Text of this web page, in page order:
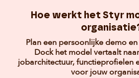
Hoe werkt het Styr
Plan een persoonlijke demo
Dock het model vertaalt
jobarchitectuur, functieprofielen
voor jouw